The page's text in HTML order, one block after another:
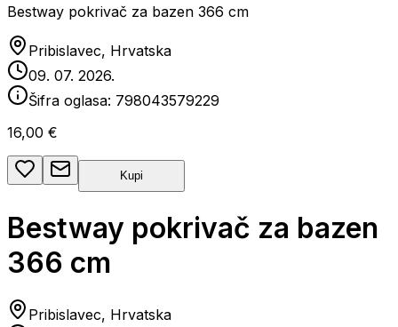
Bestway pokrivač za bazen 366 cm
Pribislavec, Hrvatska
09. 07. 2026.
Šifra oglasa: 798043579229
16,00 €
Kupi
Bestway pokrivač za bazen
366 cm
Pribislavec, Hrvatska